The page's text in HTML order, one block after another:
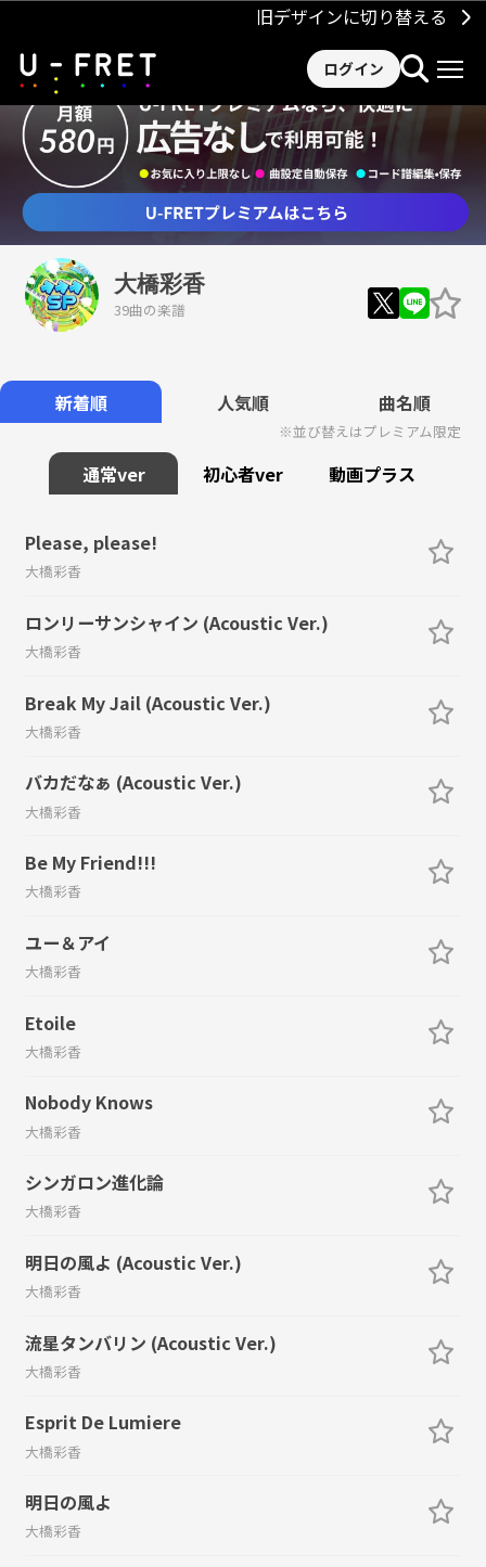
旧デザインに切り替える
ログイン
大橋彩香
39曲の楽譜
新着順 人気順 曲名順
※並び替えはプレミアム限定
通常ver 初心者ver 動画プラス
Please, please!
大橋彩香
ロンリーサンシャイン (Acoustic Ver.)
大橋彩香
Break My Jail (Acoustic Ver.)
大橋彩香
バカだなぁ (Acoustic Ver.)
大橋彩香
Be My Friend!!!
大橋彩香
ユー＆アイ
大橋彩香
Etoile
大橋彩香
Nobody Knows
大橋彩香
シンガロン進化論
大橋彩香
明日の風よ (Acoustic Ver.)
大橋彩香
流星タンバリン (Acoustic Ver.)
大橋彩香
Esprit De Lumiere
大橋彩香
明日の風よ
大橋彩香